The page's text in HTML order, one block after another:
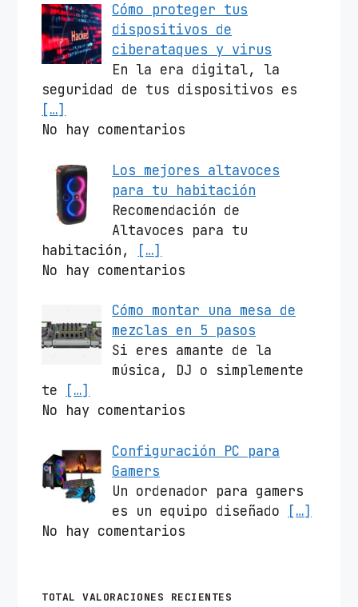
Cómo proteger tus
dispositivos de
ciberataques y virus
En la era digital, la
seguridad de tus dispositivos es
[…]
No hay comentarios
Los mejores altavoces
para tu habitación
Recomendación de
Altavoces para tu
habitación,
[…]
No hay comentarios
Cómo montar una mesa de
mezclas en 5 pasos
Si eres amante de la
música, DJ o simplemente
te
[…]
No hay comentarios
Configuración PC para
Gamers
Un ordenador para gamers
es un equipo diseñado
[…]
No hay comentarios
TOTAL VALORACIONES RECIENTES